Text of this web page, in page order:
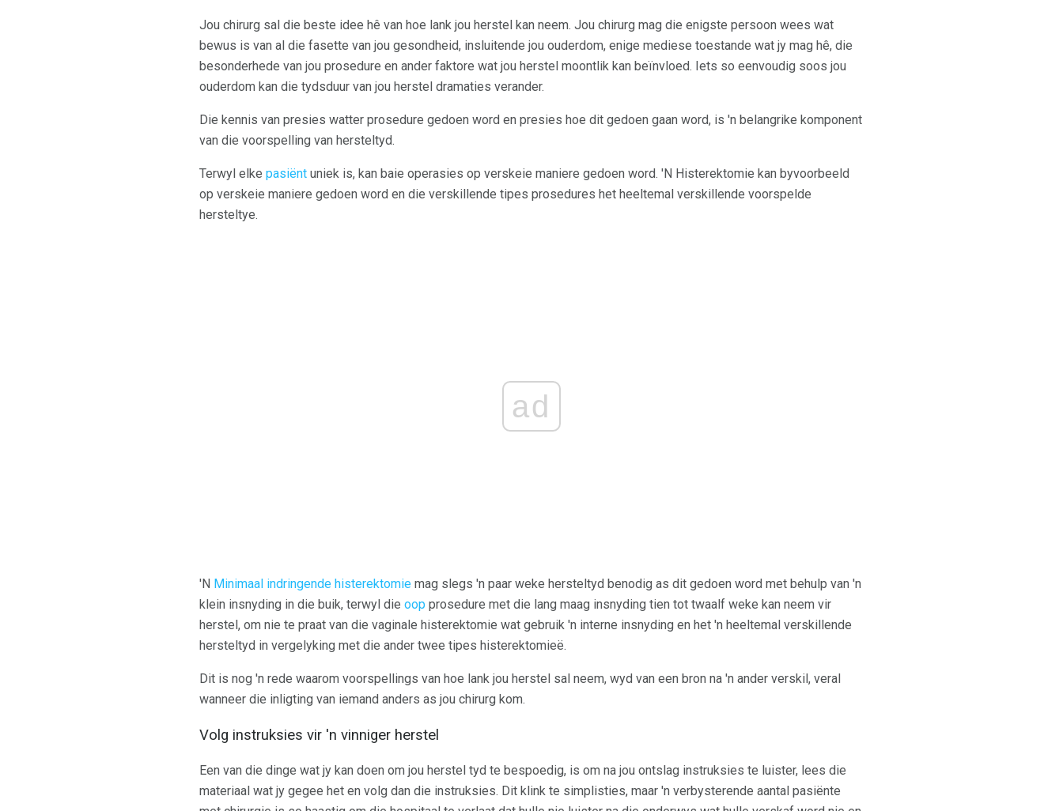
Jou chirurg sal die beste idee hê van hoe lank jou herstel kan neem. Jou chirurg mag die enigste persoon wees wat
bewus is van al die fasette van jou gesondheid, insluitende jou ouderdom, enige mediese toestande wat jy mag hê, die
besonderhede van jou prosedure en ander faktore wat jou herstel moontlik kan beïnvloed. Iets so eenvoudig soos jou
ouderdom kan die tydsduur van jou herstel dramaties verander.
Die kennis van presies watter prosedure gedoen word en presies hoe dit gedoen gaan word, is 'n belangrike komponent
van die voorspelling van hersteltyd.
Terwyl elke pasiënt uniek is, kan baie operasies op verskeie maniere gedoen word. 'N Histerektomie kan byvoorbeeld
op verskeie maniere gedoen word en die verskillende tipes prosedures het heeltemal verskillende voorspelde
hersteltye.
ad
'N Minimaal indringende histerektomie mag slegs 'n paar weke hersteltyd benodig as dit gedoen word met behulp van 'n
klein insnyding in die buik, terwyl die oop prosedure met die lang maag insnyding tien tot twaalf weke kan neem vir
herstel, om nie te praat van die vaginale histerektomie wat gebruik 'n interne insnyding en het 'n heeltemal verskillende
hersteltyd in vergelyking met die ander twee tipes histerektomieë.
Dit is nog 'n rede waarom voorspellings van hoe lank jou herstel sal neem, wyd van een bron na 'n ander verskil, veral
wanneer die inligting van iemand anders as jou chirurg kom.
Volg instruksies vir 'n vinniger herstel
Een van die dinge wat jy kan doen om jou herstel tyd te bespoedig, is om na jou ontslag instruksies te luister, lees die
materiaal wat jy gegee het en volg dan die instruksies. Dit klink te simplisties, maar 'n verbysterende aantal pasiënte